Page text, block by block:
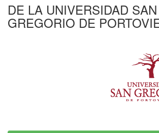
DE LA UNIVERSIDAD SAN
GREGORIO DE